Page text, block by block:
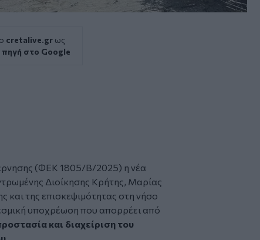
cretalive.gr ως
στο Google
(ΦΕΚ 1805/Β/2025) η νέα
Διοίκησης Κρήτης, Μαρίας
και της επισκεψιμότητας στη νήσο
υποχρέωση που απορρέει από
και διαχείριση του